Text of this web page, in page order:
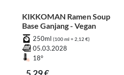
KIKKOMAN Ramen Soup
Base Ganjang - Vegan
250ml (100 ml = 2,12 €)
05.03.2028
18°